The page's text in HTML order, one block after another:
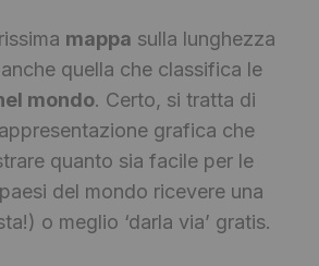
mappa sulla lunghezza
quella che classifica le
mondo. Certo, si tratta di
grafica che
quanto sia facile per le
del mondo ricevere una
o meglio ‘darla via’ gratis.